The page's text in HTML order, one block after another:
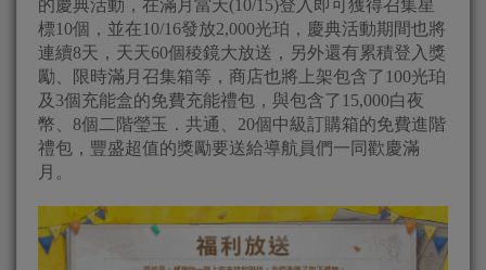
的慶典活動，在滿月當天(10/15)登入即可獲得召集星
標10個，並在10/16發放2,000光珀，慶典活動期間也將
連續8天，天天60個稜鏡大放送，另外還有累積登入獎
勵、限時滿月召集箱等，商店也將上架包含了100光珀
及3個充能盒的免費充能禮包，與包含了15,000白夜
幣、8個二階瑩玉．共通、20個中級訂購箱的免費進階
禮包，豐盛超值的獎勵要送給導航員們一同歡慶滿
月。